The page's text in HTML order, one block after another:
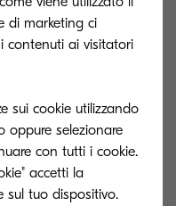
di cui tutte le
e dell'auditing. Il
penalità per il
di tutte le
degli incubi del
di marketing ci
contenuti ai visitatori
sui cookie utilizzando
oppure selezionare
con tutti i cookie.
accetti la
sul tuo dispositivo.